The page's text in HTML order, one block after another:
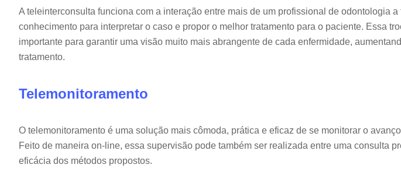
A teleinterconsulta funciona com a interação entre mais de um profissional de odontologia
conhecimento para interpretar o caso e propor o melhor tratamento para o paciente. Essa
importante para garantir uma visão muito mais abrangente de cada enfermidade,
tratamento.
Telemonitoramento
O telemonitoramento é uma solução mais cômoda, prática e eficaz de se monitorar o
Feito de maneira on-line, essa supervisão pode também ser realizada entre uma consulta
eficácia dos métodos propostos.